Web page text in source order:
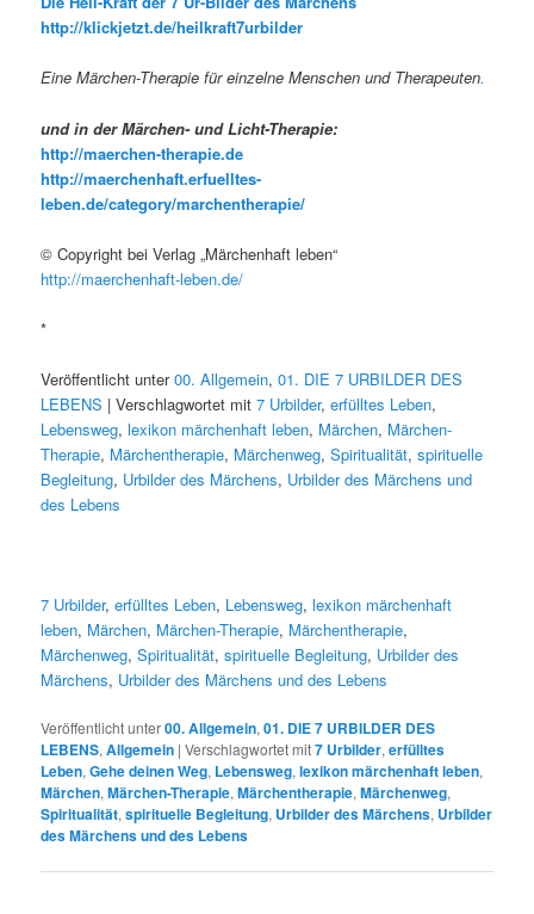
http://klickjetzt.de/heilkraft7urbilder
Eine Märchen-Therapie für einzelne Menschen und Therapeuten.
und in der Märchen- und Licht-Therapie:
http://maerchen-therapie.de
http://maerchenhaft.erfuelltes-
leben.de/category/marchentherapie/
© Copyright bei Verlag „Märchenhaft leben“
http://maerchenhaft-leben.de/
*
Veröffentlicht unter00. Allgemein,01. DIE 7 URBILDER DES
LEBENS | Verschlagwortet mit7 Urbilder,erfülltes Leben,
Lebensweg,lexikon märchenhaft leben, Märchen, Märchen-
Therapie, Märchentherapie, Märchenweg,Spiritualität,spirituelle
Begleitung, Urbilder des Märchens, Urbilder des Märchens und
des Lebens
7 Urbilder,erfülltes Leben, Lebensweg,lexikon märchenhaft
leben, Märchen, Märchen-Therapie, Märchentherapie,
Märchenweg,Spiritualität,spirituelle Begleitung, Urbilder des
Märchens, Urbilder des Märchens und des Lebens
Veröffentlicht unter00. Allgemein,01. DIE 7 URBILDER DES
LEBENS,Allgemein |Verschlagwortet mit7 Urbilder,erfülltes
Leben,Gehe deinen Weg, Lebensweg,lexikon märchenhaft leben,
Märchen,Märchen-Therapie,Märchentherapie,Märchenweg,
Spiritualität,spirituelle Begleitung, Urbilder des Märchens, Urbilder
des Märchens und des Lebens